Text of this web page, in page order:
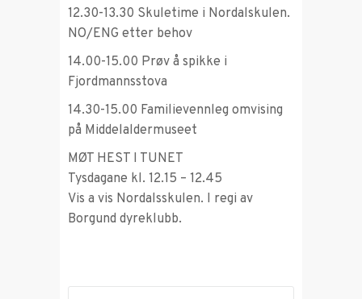
12.30-13.30 Skuletime i Nordalskulen.
NO/ENG etter behov
14.00-15.00 Prøv å spikke i
Fjordmannsstova
14.30-15.00 Familievennleg omvising
på Middelaldermuseet
MØT HEST I TUNET
Tysdagane kl. 12.15 – 12.45
Vis a vis Nordalsskulen. I regi av
Borgund dyreklubb.